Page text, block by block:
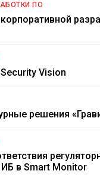
ПО
Vision
решения
в Smart Monitor